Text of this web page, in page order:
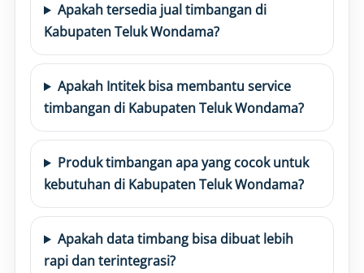
Apakah tersedia jual timbangan di
Kabupaten Teluk Wondama?
Apakah Intitek bisa membantu service
timbangan di Kabupaten Teluk Wondama?
Produk timbangan apa yang cocok untuk
kebutuhan di Kabupaten Teluk Wondama?
Apakah data timbang bisa dibuat lebih
rapi dan terintegrasi?